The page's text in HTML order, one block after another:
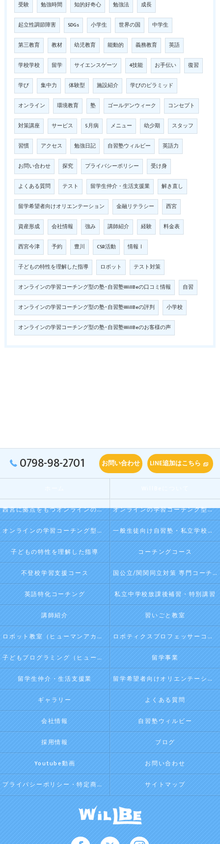
受験 勉強時間 知的好奇心 勉強法 成長
起立性調節障害 SDGs 小学生 世界の国 中学生
第三教育 教材 幼児教育 能動的 義務教育 英語
学校学校 留学 サイエンスゲーツ 4技能 お手伝い 復習
学び 集中力 体験型 施設紹介 学びのピラミッド
オンライン 環境教育 塾 ゴールデンウィーク コンセプト
対策講座 サービス 5月病 メニュー 幼少期 スタッフ
習慣 アクセス 勉強日記 自習塾ウィルビー 英語力
お問い合わせ 探究 プライバシーポリシー 受け身
よくある質問 テスト 留学生仲介・生活支援業 解き直し
留学希望者向けオリエンテーション 金融リテラシー 西宮
資産形成 会社情報 強み 講師紹介 経験 料金表
西宮今津 予約 豊川 CSR活動 情報Ⅰ
子どもの特性を理解した指導 ロボット テスト対策
オンラインの学習コーチング型の塾･自習塾WillBeの口コミ情報 自習
オンラインの学習コーチング型の塾･自習塾WillBeの評判 小学校
オンラインの学習コーチング型の塾･自習塾WillBeのお客様の声
0798-98-2701 お問い合わせ LINE追加はこちら
西宮に拠点をもつオンラインの学習コーチング型・映像授業型の塾･自習塾WillBeの口コミ情報 オンラインの学習コーチング型・映像授業型の塾･自習塾WillBeの評判
オンラインの学習コーチング型・映像授業型の塾･自習塾WillBeのお客様の声 一般生徒向け自習塾・私立学校向け放課後学習
子どもの特性を理解した指導 コーチングコース
不登校学習支援コース 国公立/関関同立対策 専門コーチング
英語特化コーチング 私立中学校放課後補習・特別講習
講師紹介 習いごと教室
ロボット教室（ヒューマンアカデミージュニアプログラム） ロボティクスプロフェッサーコース（ヒューマンアカデミージュニアプログラム）
子どもプログラミング（ヒューマンアカデミージュニアプログラム） 留学事業
留学生仲介・生活支援業 留学希望者向けオリエンテーション
ギャラリー よくある質問
会社情報 自習塾ウィルビー
採用情報 ブログ
Youtube動画 お問い合わせ
プライバシーポリシー・特定商取引法に基づく表記 サイトマップ